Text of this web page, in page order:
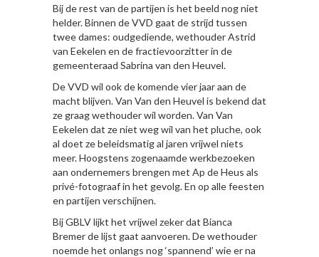
Bij de rest van de partijen is het beeld nog niet
helder. Binnen de VVD gaat de strijd tussen
twee dames: oudgediende, wethouder Astrid
van Eekelen en de fractievoorzitter in de
gemeenteraad Sabrina van den Heuvel.
De VVD wil ook de komende vier jaar aan de
macht blijven. Van Van den Heuvel is bekend dat
ze graag wethouder wil worden. Van Van
Eekelen dat ze niet weg wil van het pluche, ook
al doet ze beleidsmatig al jaren vrijwel niets
meer. Hoogstens zogenaamde werkbezoeken
aan ondernemers brengen met Ap de Heus als
privé-fotograaf in het gevolg. En op alle feesten
en partijen verschijnen.
Bij GBLV lijkt het vrijwel zeker dat Bianca
Bremer de lijst gaat aanvoeren. De wethouder
noemde het onlangs nog ‘spannend’ wie er na